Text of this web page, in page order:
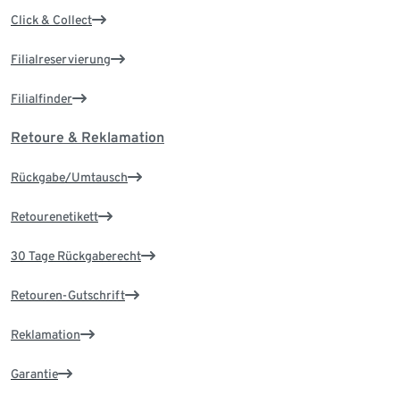
Click & Collect
Filialreservierung
Filialfinder
Retoure & Reklamation
Rückgabe/Umtausch
Retourenetikett
30 Tage Rückgaberecht
Retouren-Gutschrift
Reklamation
Garantie